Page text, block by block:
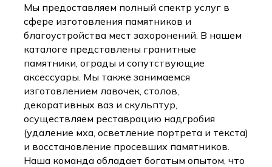
Мы предоставляем полный спектр услуг в
сфере изготовления памятников и
благоустройства мест захоронений. В нашем
каталоге представлены гранитные
памятники, ограды и сопутствующие
аксессуары. Мы также занимаемся
изготовлением лавочек, столов,
декоративных ваз и скульптур,
осуществляем реставрацию надгробия
(удаление мха, осветление портрета и текста)
и восстановление просевших памятников.
Наша команда обладает богатым опытом, что